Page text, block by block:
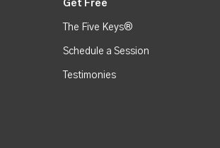
Get Free
The Five Keys®
Schedule a Session
Testimonies